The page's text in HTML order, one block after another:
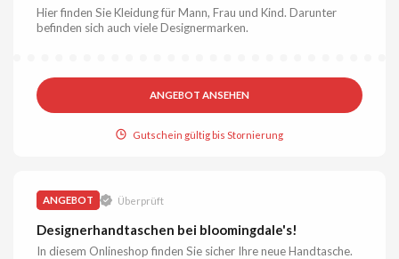
Hier finden Sie Kleidung für Mann, Frau und Kind. Darunter
befinden sich auch viele Designermarken.
ANGEBOT ANSEHEN
Gutschein gültig bis Stornierung
ANGEBOT Überprüft
Designerhandtaschen bei bloomingdale's!
In diesem Onlineshop finden Sie sicher Ihre neue Handtasche.